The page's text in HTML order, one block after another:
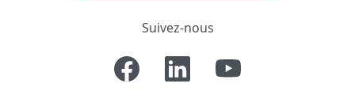
Suivez-nous